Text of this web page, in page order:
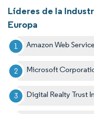
Líderes de la
Europa
Amazon Web
Microsoft
Digital Realty Trust